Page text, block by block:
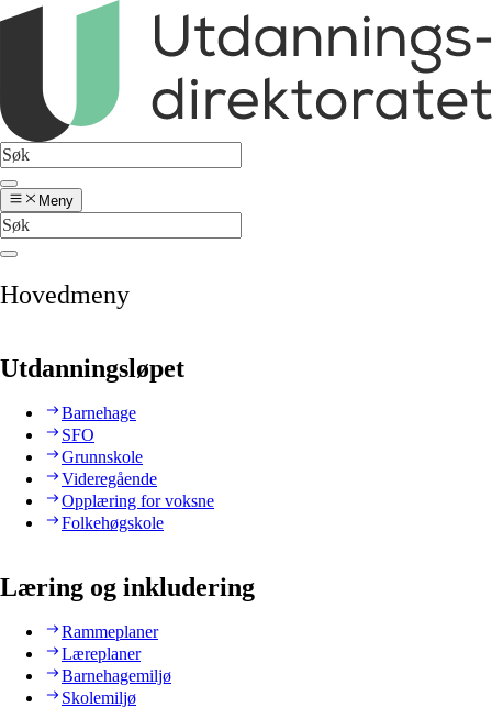
Meny
Hovedmeny
Utdanningsløpet
Barnehage
SFO
Grunnskole
Videregående
Opplæring for voksne
Folkehøgskole
Læring og inkludering
Rammeplaner
Læreplaner
Barnehagemiljø
Skolemiljø